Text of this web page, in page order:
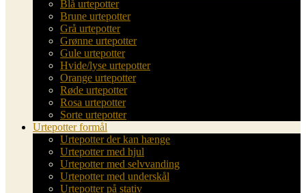
Blå urtepotter
Brune urtepotter
Grå urtepotter
Grønne urtepotter
Gule urtepotter
Hvide/lyse urtepotter
Orange urtepotter
Røde urtepotter
Rosa urtepotter
Sorte urtepotter
Urtepotter formål
Urtepotter der kan hænge
Urtepotter med hjul
Urtepotter med selvvanding
Urtepotter med underskål
Urtepotter på stativ